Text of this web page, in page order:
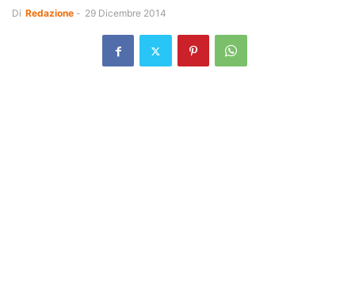
Di Redazione - 29 Dicembre 2014